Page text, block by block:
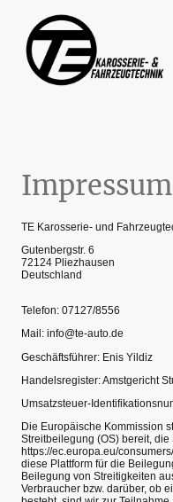
Impressum
TE Karosserie- und
Gutenbergstr. 6
72124 Pliezhausen
Deutschland
Telefon: 07127/8556
Mail: info@te-auto.de
Geschäftsführer: Enis Yildiz
Handelsregister: Amstgericht
Umsatzsteuer-
Die Europäische Kommission
Streitbeilegung (OS) bereit, die
https://ec.europa.eu/
diese Plattform für die
Beilegung von Streitigkeiten
Verbraucher bzw. darüber, ob